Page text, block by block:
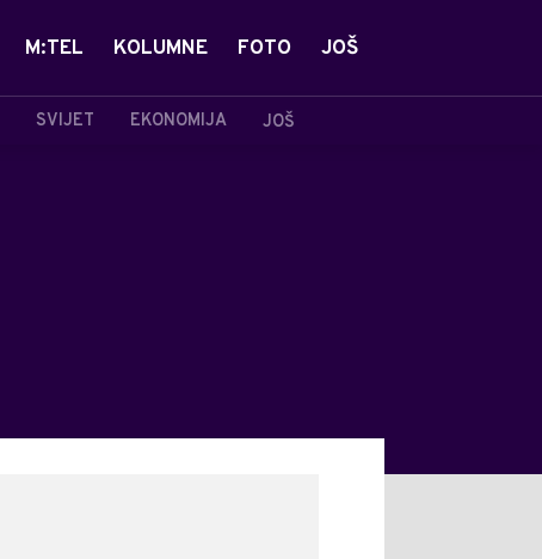
SVIJET EKONOMIJA JOŠ
M:TEL KOLUMNE FOTO JOŠ